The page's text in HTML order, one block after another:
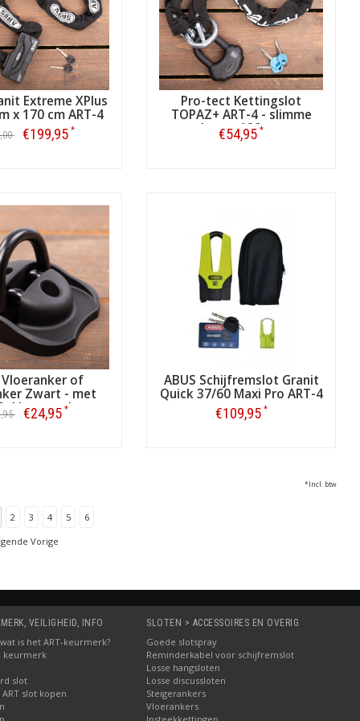
er dan in elk geval bij voorbaat al
u een verzekering heeft afgesloten.
waarschijnlijk twee sleutels moet
de polisvoorwaarden van uw
Extreme XPlus
x 170 cm ART-4
€199,95 *
Pro-tect Kettingslot
TOPAZ+ ART-4 - slimme
loop - 120 cm
€54,95 *
Vloeranker of
Zwart - met
4 keurmerk
€24,95 *
ABUS Schijfremslot Granit
Quick 37/60 Maxi Pro ART-4
€109,95 *
*Incl. btw
2 3 4 5
6
Vorige
VEILIGHEID, INFO
wat is het ART-keurmerk?
keurmerk
slot
slot kopen
SLOTEN > ACCESSOIRES EN OVERIG
Goede slotspray
Reminderkabel voor schijfremslot
Losse hangsloten
Losse discussloten
Steigerankers
Vloerankers